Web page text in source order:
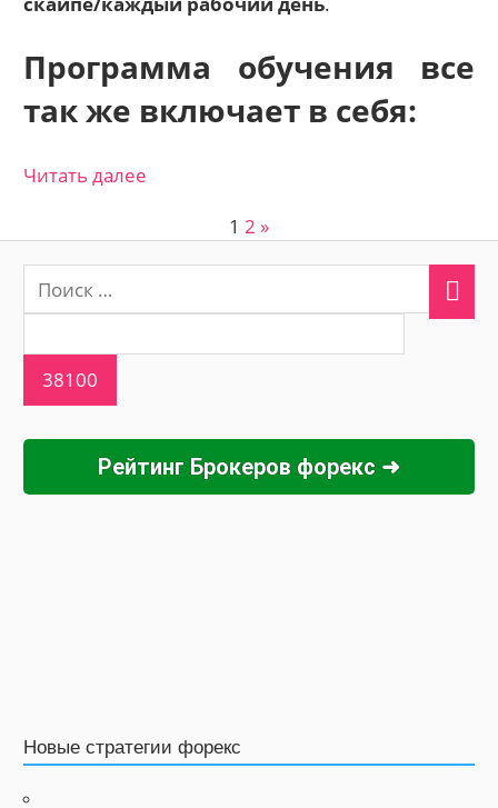
Программа обучения все
так же включает в себя:
Читать далее
Пагинация
записей
1 2 След.
»
Рейтинг Брокеров форекс ➜
Новые стратегии форекс